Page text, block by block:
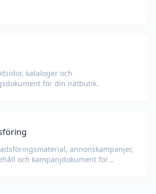
kataloger och
för din nätbutik.
annonskampanjer,
och kampanjdokument för